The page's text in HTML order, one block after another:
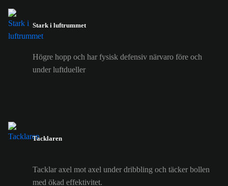
Stark i luftrummet
Högre hopp och har fysisk defensiv närvaro före och
under luftdueller
Tacklaren
Tacklar axel mot axel under dribbling och täcker bollen
med ökad effektivitet.